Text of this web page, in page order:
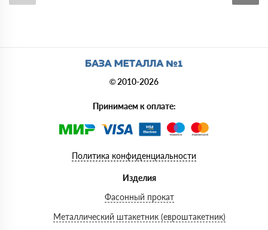
© 2010-2026
Принимаем к оплате:
Политика конфиденциальности
Изделия
Фасонный прокат
Металлический штакетник (евроштакетник)